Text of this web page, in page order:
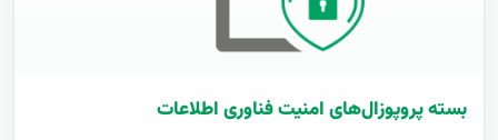
بسته پروپوزال‌های امنیت فناوری اطلاعات